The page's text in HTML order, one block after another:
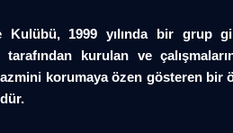
Kulübü, 1999 yılında bir grup
tarafından kurulan ve
korumaya özen gösteren bir